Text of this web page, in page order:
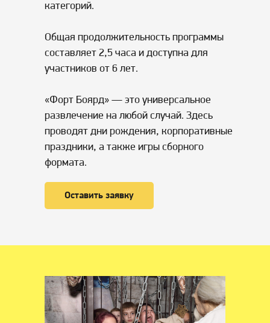
категорий.
Общая продолжительность программы
составляет 2,5 часа и доступна для
участников от 6 лет.
«Форт Боярд» — это универсальное
развлечение на любой случай. Здесь
проводят дни рождения, корпоративные
праздники, а также игры сборного
формата.
Оставить заявку